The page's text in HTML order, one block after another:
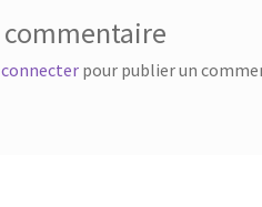
commentaire
connecterpour publier un